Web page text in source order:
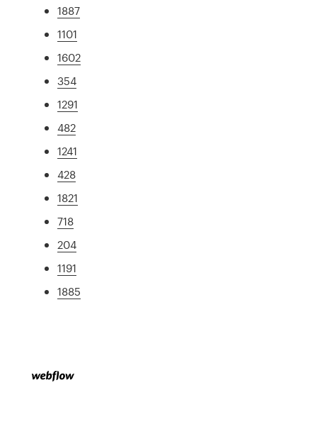
1887
1101
1602
354
1291
482
1241
428
1821
718
204
1191
1885